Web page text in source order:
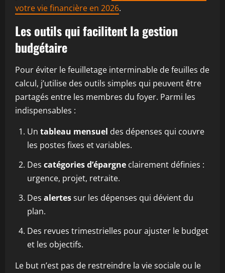
votre vie financière en 2026.
Les outils qui facilitent la gestion
budgétaire
Pour éviter le feuilletage interminable de feuilles de
calcul, j’utilise des outils simples qui peuvent être
partagés entre les membres du foyer. Parmi les
indispensables :
Un tableau mensuel des dépenses qui couvre
les postes fixes et variables.
Des catégories d’épargne clairement définies :
urgence, projet, retraite.
Des alertessur les dépenses qui dévient du
plan.
Des revues trimestrielles pour ajuster le budget
et les objectifs.
Le but n’est pas de restreindre la vie sociale ou le